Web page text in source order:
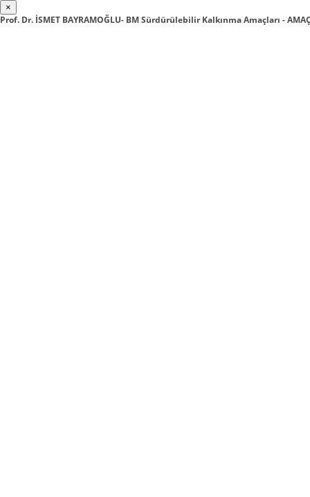
×
Prof. Dr. İSMET BAYRAMOĞLU- BM Sürdürülebilir Kalkınma Amaçları -